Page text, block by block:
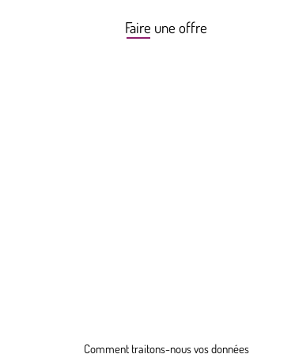
Faire une offre
Comment traitons-nous vos données